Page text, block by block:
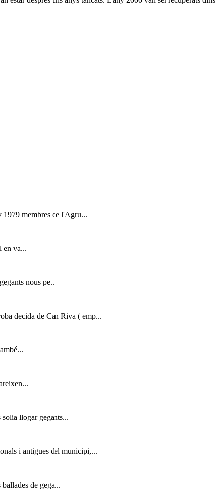
1979 membres de l'Agru...
en va...
nous pe...
decida de Can Riva ( emp...
solia llogar gegants...
i antigues del municipi,...
de gega...